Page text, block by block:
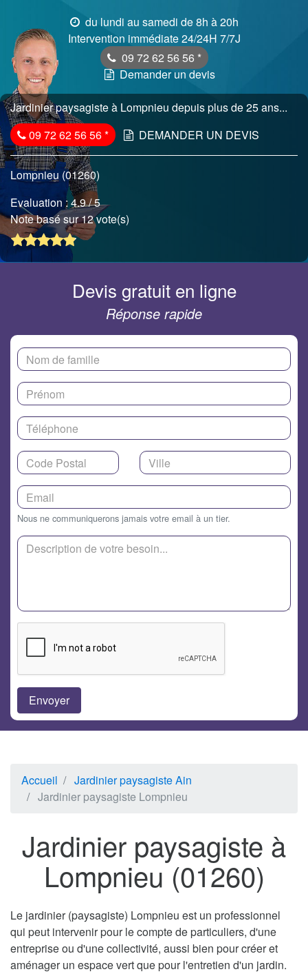
du lundi au samedi de 8h à 20h
Intervention immédiate 24/24H 7/7J
09 72 62 56 56 *
Demander un devis
Jardinier paysagiste à Lompnieu depuis plus de 25 ans...
09 72 62 56 56* DEMANDER UN DEVIS
Lompnieu (01260)
Evaluation :4.9/ 5
Note basé sur 12 vote(s)
Devis gratuit en ligne
Réponse rapide
Nous ne communiquerons jamais votre email à un tier.
Accueil
Jardinier paysagiste Ain
Jardinier paysagiste Lompnieu
Jardinier paysagiste à
Lompnieu (01260)
Le jardinier (paysagiste) Lompnieu est un professionnel
qui peut intervenir pour le compte de particuliers, d'une
entreprise ou d'une collectivité, aussi bien pour créer et
aménager un espace vert que pour l'entretien d'un jardin.